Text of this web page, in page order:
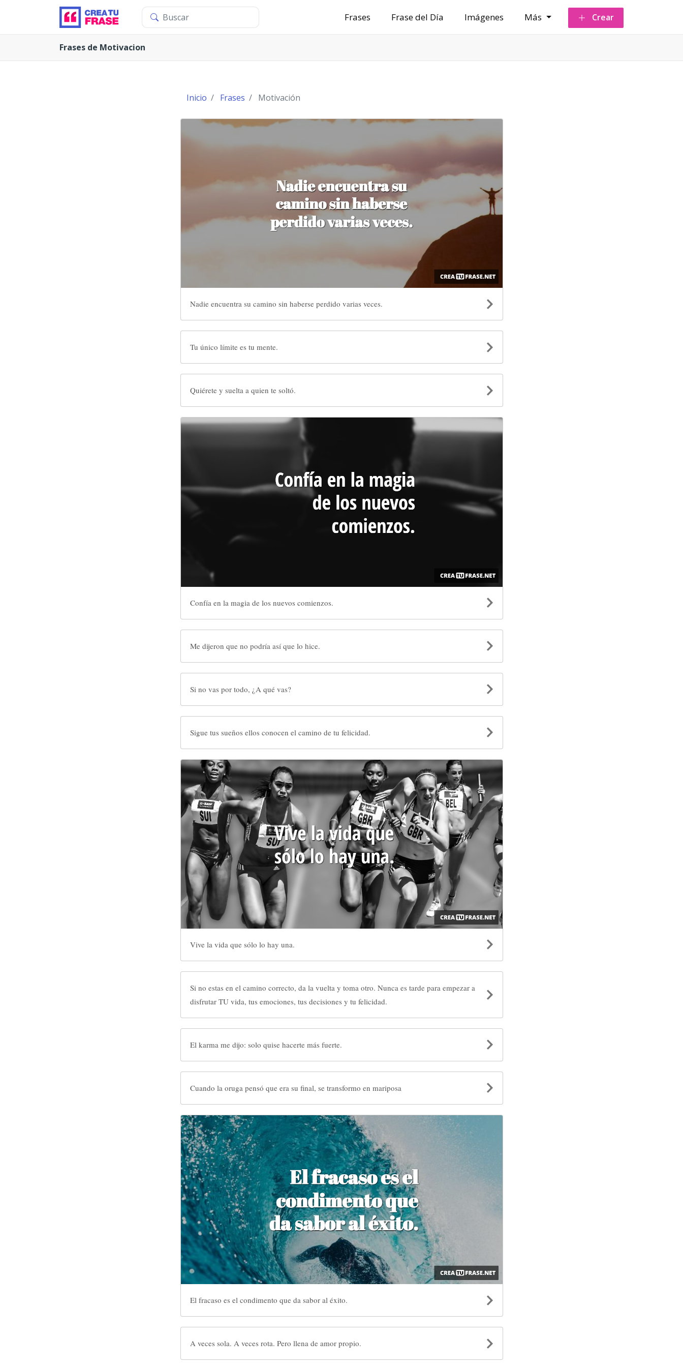
Frases Frase del Día Imágenes Más Crear
Frases de Motivacion
Inicio Frases Motivación
Nadie encuentra su camino sin haberse perdido varias veces.
Tu único límite es tu mente.
Quiérete y suelta a quien te soltó.
Confía en la magia de los nuevos comienzos.
Me dijeron que no podría así que lo hice.
Si no vas por todo, ¿A qué vas?
Sigue tus sueños ellos conocen el camino de tu felicidad.
Vive la vida que sólo lo hay una.
Si no estas en el camino correcto, da la vuelta y toma otro. Nunca es tarde para empezar a
disfrutar TU vida, tus emociones, tus decisiones y tu felicidad.
El karma me dijo: solo quise hacerte más fuerte.
Cuando la oruga pensó que era su final, se transformo en mariposa
El fracaso es el condimento que da sabor al éxito.
A veces sola. A veces rota. Pero llena de amor propio.